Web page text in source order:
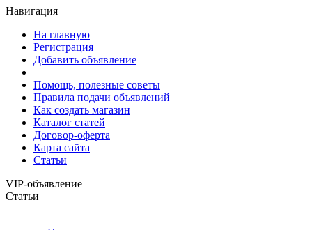
Навигация
На главную
Регистрация
Добавить объявление
Помощь, полезные советы
Правила подачи объявлений
Как создать магазин
Каталог статей
Договор-оферта
Карта сайта
Статьи
VIP-объявление
Статьи